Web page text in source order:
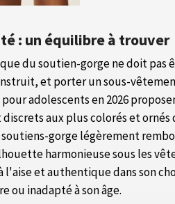
: un équilibre à trouver
du soutien-gorge ne doit pas
et porter un sous-
adolescents en 2026
aux plus colorés et
gorge légèrement
harmonieuse sous les
et authentique dans son
ou inadapté à son âge.